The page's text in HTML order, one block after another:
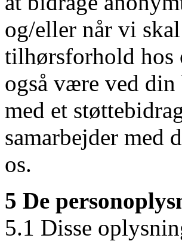
og/eller når vi
tilhørsforhold hos
også være ved
med et
samarbejder med
os.
5 De
5.1 Disse